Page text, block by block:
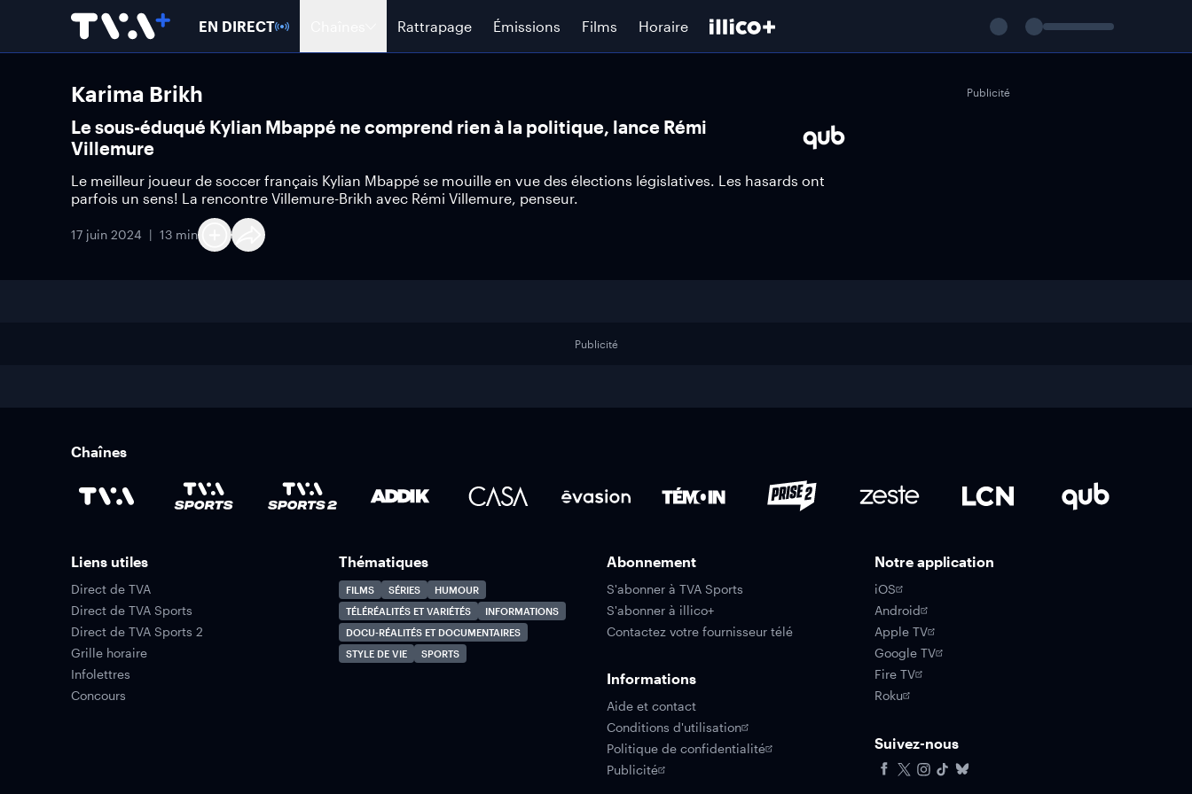
EN DIRECT Rattrapage Émissions Films Horaire
Karima Brikh
Le sous-éduqué Kylian Mbappé ne comprend rien à la politique, lance Rémi
Villemure
Le meilleur joueur de soccer français Kylian Mbappé se mouille en vue des élections législatives. Les hasards ont
parfois un sens! La rencontre Villemure-Brikh avec Rémi Villemure, penseur.
17 juin 2024 13 min
Publicité
Publicité
Chaînes
Liens utiles
Direct de TVA
Direct de TVA Sports
Direct de TVA Sports 2
Grille horaire
Infolettres
Concours
Thématiques
FILMS SÉRIES
HUMOUR
TÉLÉRÉALITÉS ET VARIÉTÉS
INFORMATIONS
DOCU-RÉALITÉS ET DOCUMENTAIRES
STYLE DE VIE
SPORTS
Abonnement
S'abonner à TVA Sports
S'abonner à illico+
Contactez votre fournisseur télé
Informations
Aide et contact
Conditions d'utilisation
Politique de confidentialité
Publicité
Notre application
iOS
Android
Apple TV
Google TV
Fire TV
Roku
Suivez-nous